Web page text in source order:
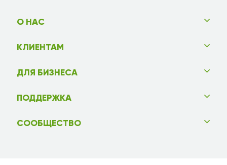
О НАС
КЛИЕНТАМ
ДЛЯ БИЗНЕСА
ПОДДЕРЖКА
СООБЩЕСТВО